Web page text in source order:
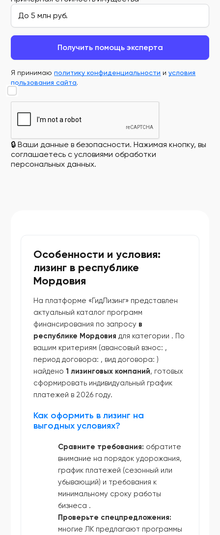
Получить помощь эксперта
Я принимаюполитику конфиденциальности иусловия
пользования сайта.
🔒 Ваши данные в безопасности. Нажимая кнопку, вы
соглашаетесь с условиями обработки
персональных данных.
Особенности и условия:
лизинг в республике
Мордовия
На платформе «ГидЛизинг» представлен
актуальный каталог программ
финансирования по запросу в
республике Мордовия для категории . По
вашим критериям (авансовый взнос: ,
период договора: , вид договора:)
найдено1 лизинговых компаний, готовых
сформировать индивидуальный график
платежей в 2026 году.
Как оформить в лизинг на
выгодных условиях?
Сравните требования: обратите
внимание на порядок удорожания,
график платежей (сезонный или
убывающий) и требования к
минимальному сроку работы
бизнеса .
Проверьте спецпредложения:
многие ЛК предлагают программы